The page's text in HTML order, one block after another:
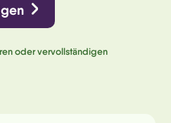
oder vervollständigen